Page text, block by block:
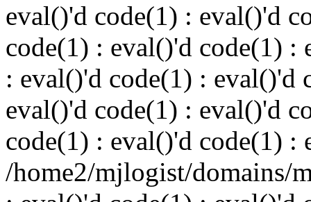
eval()'d code(1) : eval()'d
code(1) : eval()'d code(1) :
: eval()'d code(1) : eval()'d
eval()'d code(1) : eval()'d
code(1) : eval()'d code(1) :
/home2/mjlogist/domains/